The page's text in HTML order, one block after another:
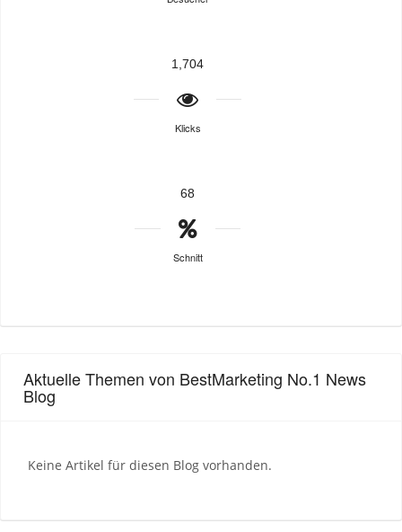
1,704
Klicks
68
Schnitt
Aktuelle Themen von BestMarketing No.1 News
Blog
Keine Artikel für diesen Blog vorhanden.